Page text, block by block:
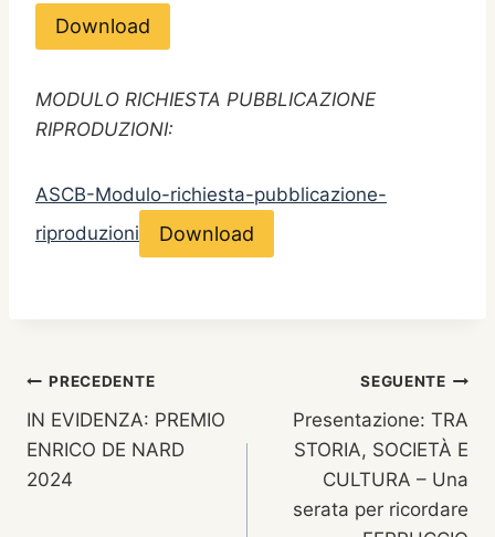
Download
MODULO RICHIESTA PUBBLICAZIONE
RIPRODUZIONI:
ASCB-Modulo-richiesta-pubblicazione-
riproduzioni
Download
Navigazione
articoli
PRECEDENTE
IN EVIDENZA: PREMIO
ENRICO DE NARD
2024
SEGUENTE
Presentazione: TRA
STORIA, SOCIETÀ E
CULTURA – Una
serata per ricordare